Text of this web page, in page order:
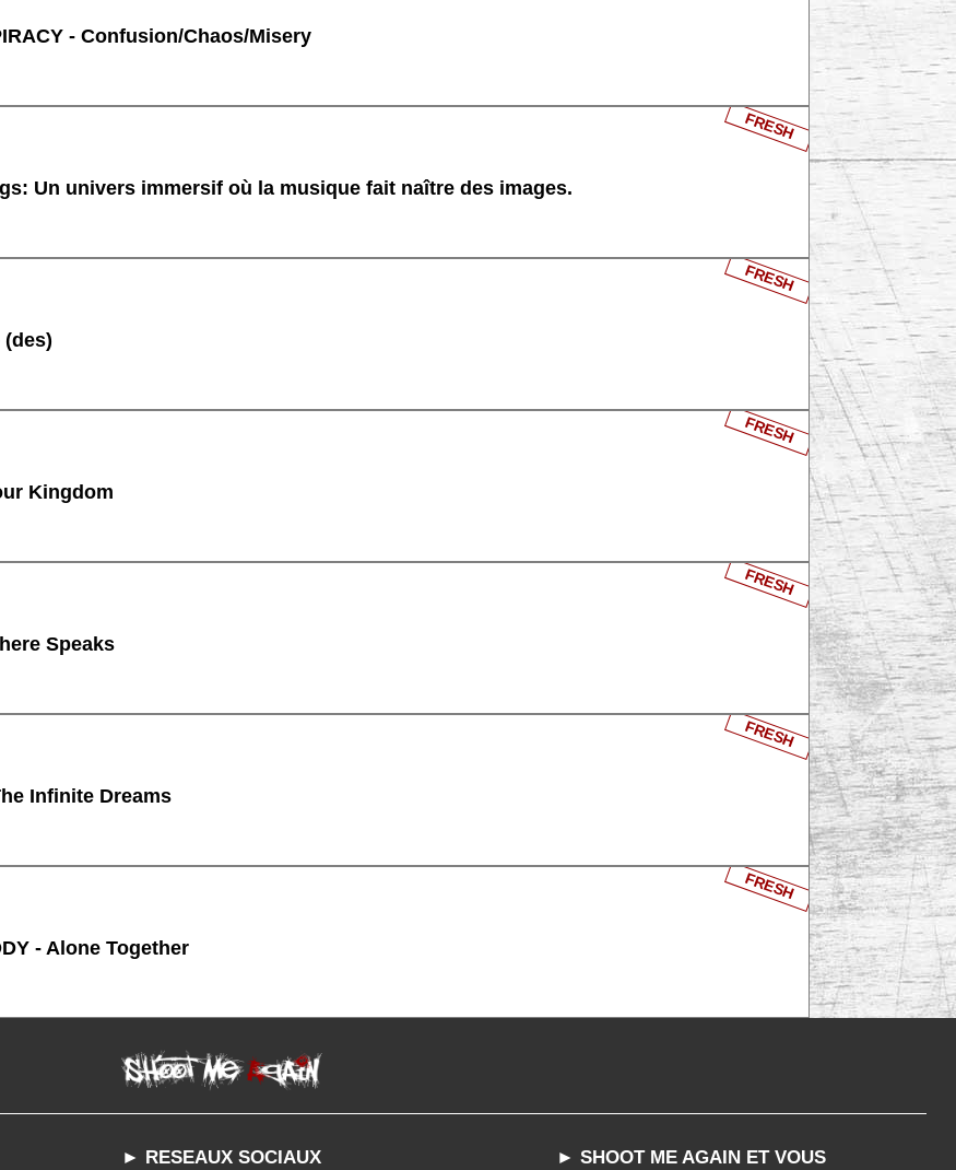
- Confusion/Chaos/Misery
Un univers immersif où la musique fait naître des images.
FRESH
(des)
FRESH
Kingdom
FRESH
Speaks
FRESH
Infinite Dreams
FRESH
- Alone Together
FRESH
► RESEAUX SOCIAUX ► SHOOT ME AGAIN ET VOUS